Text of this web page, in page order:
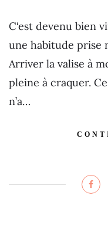
C‘est devenu bien
une habitude prise
Arriver la valise à
pleine à craquer.
n’a…